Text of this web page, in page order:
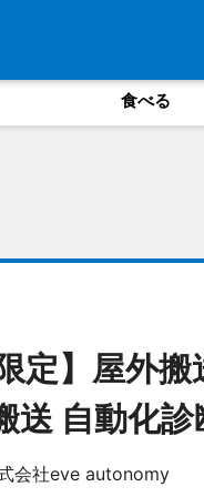
食べる
定】屋外
送 自動化
会社eve autonomy